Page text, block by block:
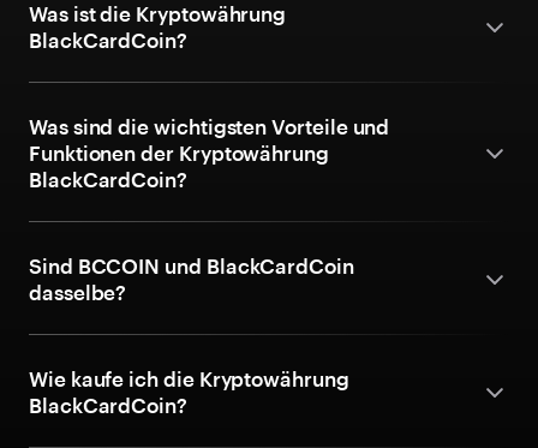
Was ist die Kryptowährung
BlackCardCoin?
Was sind die wichtigsten Vorteile und
Funktionen der Kryptowährung
BlackCardCoin?
Sind BCCOIN und BlackCardCoin
dasselbe?
Wie kaufe ich die Kryptowährung
BlackCardCoin?